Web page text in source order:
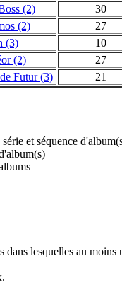
(2) 30
(2) 27
(3) 10
(2) 27
Futur (3) 21
et séquence
lesquelles au